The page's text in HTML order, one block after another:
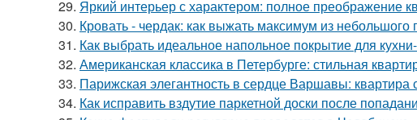
29. Яркий интерьер с характером: полное преображение
30. Кровать - чердак: как выжать максимум из небольшого
31. Как выбрать идеальное напольное покрытие для
32. Американская классика в Петербурге: стильная
33. Парижская элегантность в сердце Варшавы:
34. Как исправить вздутие паркетной доски после